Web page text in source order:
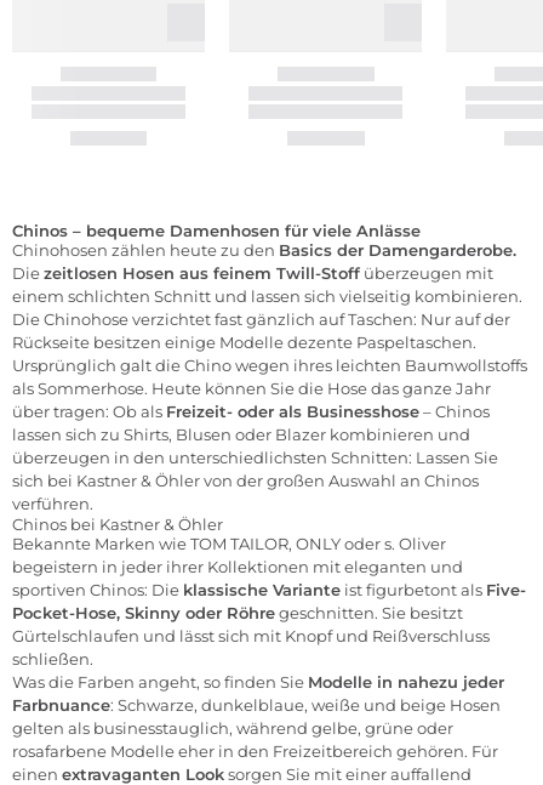
Chinos – bequeme Damenhosen für viele Anlässe
Chinohosen zählen heute zu den Basics der Damengarderobe.
Diezeitlosen Hosen aus feinem Twill-Stoff überzeugen mit
einem schlichten Schnitt und lassen sich vielseitig kombinieren.
Die Chinohose verzichtet fast gänzlich auf Taschen: Nur auf der
Rückseite besitzen einige Modelle dezente Paspeltaschen.
Ursprünglich galt die Chino wegen ihres leichten Baumwollstoffs
als Sommerhose. Heute können Sie die Hose das ganze Jahr
über tragen: Ob als Freizeit- oder als Businesshose– Chinos
lassen sich zu Shirts, Blusen oder Blazer kombinieren und
überzeugen in den unterschiedlichsten Schnitten: Lassen Sie
sich bei Kastner & Öhler von der großen Auswahl an Chinos
verführen.
Chinos bei Kastner & Öhler
Bekannte Marken wieTOM TAILOR, ONLYoders. Oliver
begeistern in jeder ihrer Kollektionen mit eleganten und
sportiven Chinos: Die klassische Variante ist figurbetont als Five-
Pocket-Hose, Skinny oder Röhregeschnitten. Sie besitzt
Gürtelschlaufen und lässt sich mit Knopf und Reißverschluss
schließen.
Was die Farben angeht, so finden Sie Modelle in nahezu jeder
Farbnuance: Schwarze, dunkelblaue, weiße und beige Hosen
gelten als businesstauglich, während gelbe, grüne oder
rosafarbene Modelle eher in den Freizeitbereich gehören. Für
einen extravaganten Looksorgen Sie mit einer auffallend